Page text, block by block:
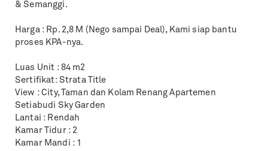
& Semanggi.
Harga : Rp. 2,8 M (Nego sampai Deal), Kami siap bantu
proses KPA-nya.
Luas Unit : 84 m2
Sertifikat: Strata Title
View : City, Taman dan Kolam Renang Apartemen
Setiabudi Sky Garden
Lantai : Rendah
Kamar Tidur : 2
Kamar Mandi : 1